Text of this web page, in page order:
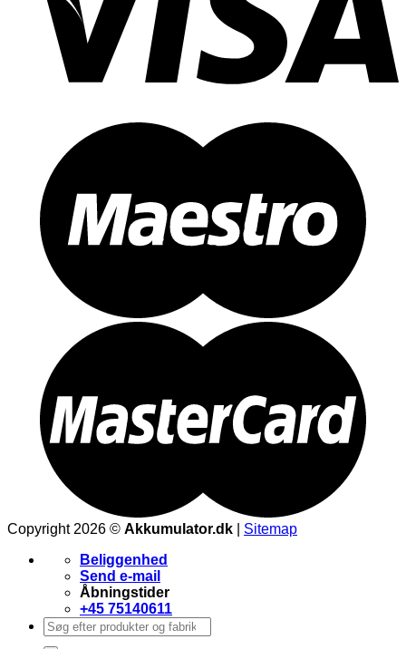
Copyright 2026 © Akkumulator.dk
Sitemap
Beliggenhed
Send e-mail
Åbningstider
+45 75140611
Søg
efter: